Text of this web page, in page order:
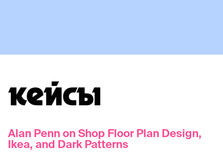
КЕЙСЫ
Alan Penn on Shop Floor Plan Design,
Ikea, and Dark Patterns